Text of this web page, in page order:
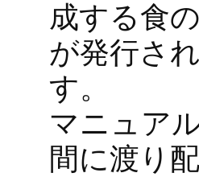
成する食
が発行さ
す。
マニュア
間に渡り